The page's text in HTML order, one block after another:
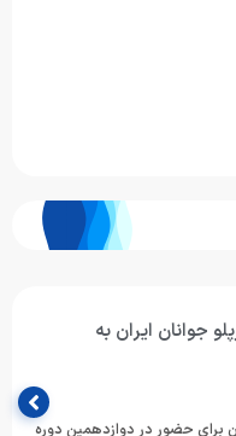
جوانان ایران به
برای حضور در دوازدهمین دوره